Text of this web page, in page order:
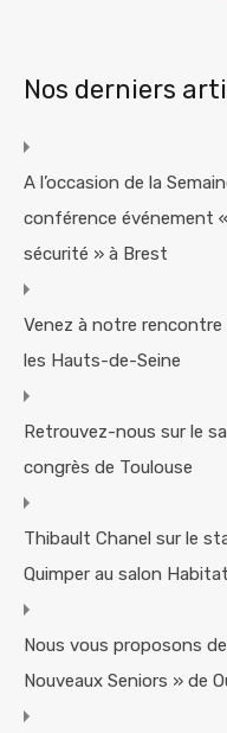
Nos derniers
A l’occasion de la
conférence événement
sécurité » à Brest
Venez à notre rencontre
les Hauts-de-Seine
Retrouvez-nous sur le
congrès de Toulouse
Thibault Chanel sur le
Quimper au salon
Nous vous proposons
Nouveaux Seniors » de